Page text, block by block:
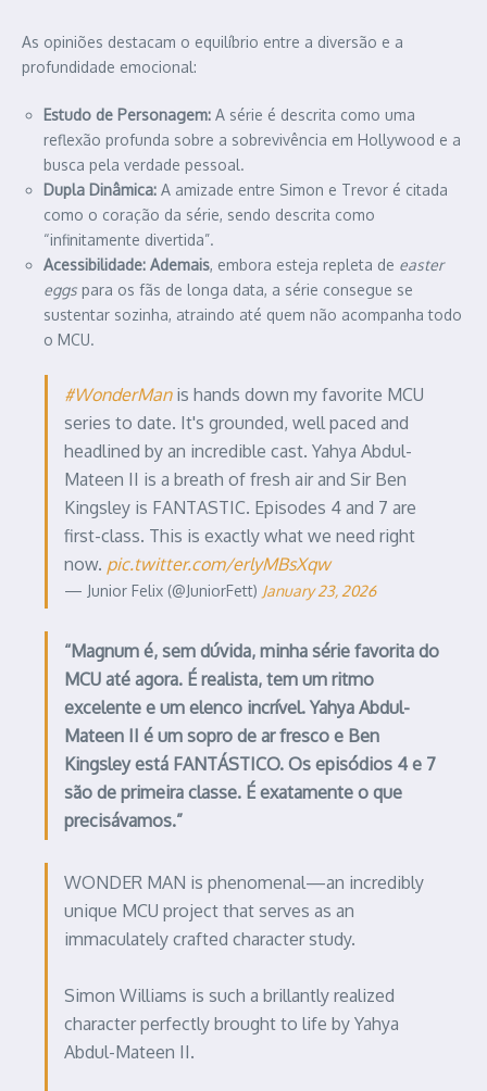
As opiniões destacam o equilíbrio entre a diversão e a
profundidade emocional:
Estudo de Personagem: A série é descrita como uma
reflexão profunda sobre a sobrevivência em Hollywood e a
busca pela verdade pessoal.
Dupla Dinâmica: A amizade entre Simon e Trevor é citada
como o coração da série, sendo descrita como
“infinitamente divertida”.
Acessibilidade: Ademais, embora esteja repleta de easter
eggs para os fãs de longa data, a série consegue se
sustentar sozinha, atraindo até quem não acompanha todo
o MCU.
#WonderManis hands down my favorite MCU
series to date. It's grounded, well paced and
headlined by an incredible cast. Yahya Abdul-
Mateen II is a breath of fresh air and Sir Ben
Kingsley is FANTASTIC. Episodes 4 and 7 are
first-class. This is exactly what we need right
now. pic.twitter.com/erlyMBsXqw
— Junior Felix (@JuniorFett) January 23, 2026
“Magnum é, sem dúvida, minha série favorita do
MCU até agora. É realista, tem um ritmo
excelente e um elenco incrível. Yahya Abdul-
Mateen II é um sopro de ar fresco e Ben
Kingsley está FANTÁSTICO. Os episódios 4 e 7
são de primeira classe. É exatamente o que
precisávamos.”
WONDER MAN is phenomenal—an incredibly
unique MCU project that serves as an
immaculately crafted character study.
Simon Williams is such a brillantly realized
character perfectly brought to life by Yahya
Abdul-Mateen II.